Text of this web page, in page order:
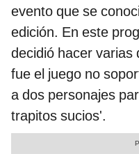
evento que se
edición. En este
decidió hacer varias
fue el juego no
a dos personajes
trapitos sucios'.